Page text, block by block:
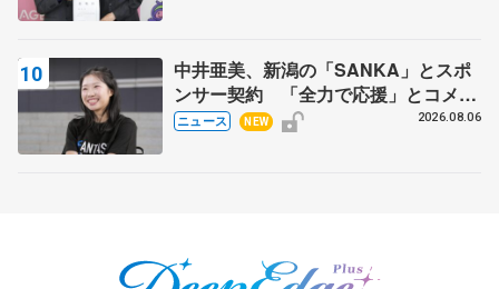
中井亜美、新潟の「SANKA」とスポ
ンサー契約 「全力で応援」とコメン
ト
ニュース NEW 2026.08.06